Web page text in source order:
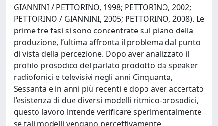
GIANNINI / PETTORINO, 1998; PETTORINO, 2002;
PETTORINO / GIANNINI, 2005; PETTORINO, 2008). Le
prime tre fasi si sono concentrate sul piano della
produzione, l’ultima affronta il problema dal punto
di vista della percezione. Dopo aver analizzato il
profilo prosodico del parlato prodotto da speaker
radiofonici e televisivi negli anni Cinquanta,
Sessanta e in anni più recenti e dopo aver accertato
l’esistenza di due diversi modelli ritmico-prosodici,
questo lavoro intende verificare sperimentalmente
se tali modelli vengano percettivamente